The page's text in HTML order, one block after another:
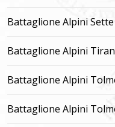
Battaglione Alpini
Battaglione Alpini
Battaglione Alpini
Battaglione Alpini